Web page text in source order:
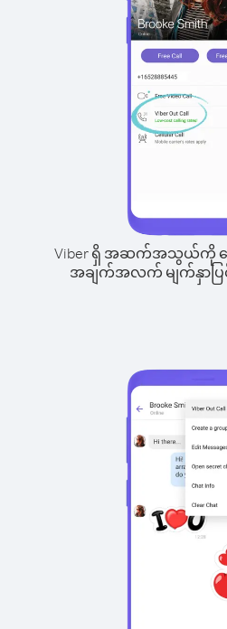
Viber ရှိ အဆက်အသွယ်ကို ရွေ
အချက်အလက် မျက်နှာပြင်